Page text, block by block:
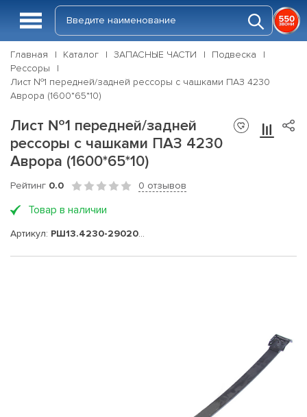
Главная Каталог ЗАПАСНЫЕ ЧАСТИ
Подвеска
Рессоры
Лист №1 передней/задней рессоры с чашками ПАЗ 4230
Аврора (1600*65*10)
Лист №1 передней/задней
рессоры с чашками ПАЗ 4230
Аврора (1600*65*10)
Рейтинг 0.0 0 отзывов
Товар в наличии
Артикул: РШ13.4230-2902015